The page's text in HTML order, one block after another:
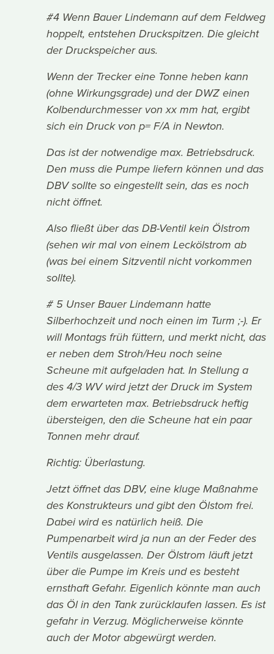
#4 Wenn Bauer Lindemann auf dem Feldweg
hoppelt, entstehen Druckspitzen. Die gleicht
der Druckspeicher aus.
Wenn der Trecker eine Tonne heben kann
(ohne Wirkungsgrade) und der DWZ einen
Kolbendurchmesser von xx mm hat, ergibt
sich ein Druck von p= F/A in Newton.
Das ist der notwendige max. Betriebsdruck.
Den muss die Pumpe liefern können und das
DBV sollte so eingestellt sein, das es noch
nicht öffnet.
Also fließt über das DB-Ventil kein Ölstrom
(sehen wir mal von einem Leckölstrom ab
(was bei einem Sitzventil nicht vorkommen
sollte).
# 5 Unser Bauer Lindemann hatte
Silberhochzeit und noch einen im Turm ;-). Er
will Montags früh füttern, und merkt nicht, das
er neben dem Stroh/Heu noch seine
Scheune mit aufgeladen hat. In Stellung a
des 4/3 WV wird jetzt der Druck im System
dem erwarteten max. Betriebsdruck heftig
übersteigen, den die Scheune hat ein paar
Tonnen mehr drauf.
Richtig: Überlastung.
Jetzt öffnet das DBV, eine kluge Maßnahme
des Konstrukteurs und gibt den Ölstom frei.
Dabei wird es natürlich heiß. Die
Pumpenarbeit wird ja nun an der Feder des
Ventils ausgelassen. Der Ölstrom läuft jetzt
über die Pumpe im Kreis und es besteht
ernsthaft Gefahr. Eigenlich könnte man auch
das Öl in den Tank zurücklaufen lassen. Es ist
gefahr in Verzug. Möglicherweise könnte
auch der Motor abgewürgt werden.